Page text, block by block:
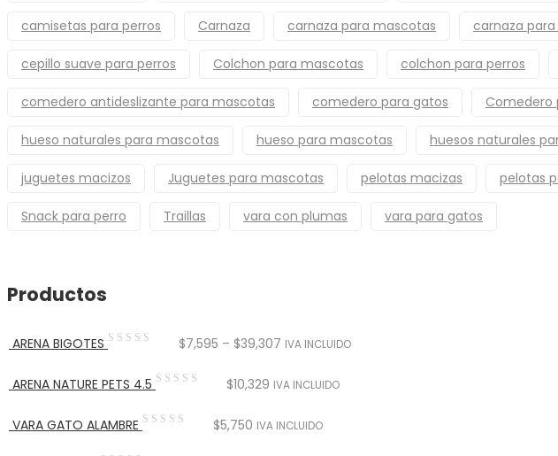
camisetas para perros Carnaza carnaza para mascotas carnaza
cepillo suave para perros Colchon para mascotas colchon para perros
comedero antideslizante para mascotas comedero para gatos Comedero
hueso naturales para mascotas hueso para mascotas huesos naturales
juguetes macizos Juguetes para mascotas pelotas macizas pelotas
Snack para perro Traillas vara con plumas vara para gatos
Productos
ARENA BIGOTES $7,595 – $39,307 IVA INCLUIDO
ARENA NATURE PETS 4.5 $10,329 IVA INCLUIDO
VARA GATO ALAMBRE $5,750 IVA INCLUIDO